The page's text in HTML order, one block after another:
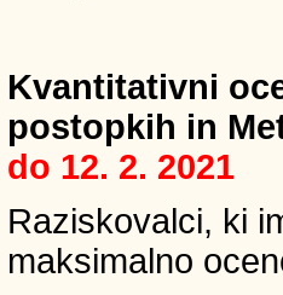
Kvantitativni
postopkih in
do 12. 2. 2021
Raziskovalci, ki
maksimalno